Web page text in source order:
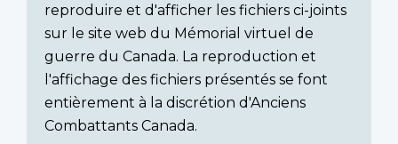
reproduire et d'afficher les fichiers ci-joints
sur le site web du Mémorial virtuel de
guerre du Canada. La reproduction et
l'affichage des fichiers présentés se font
entièrement à la discrétion d'Anciens
Combattants Canada.